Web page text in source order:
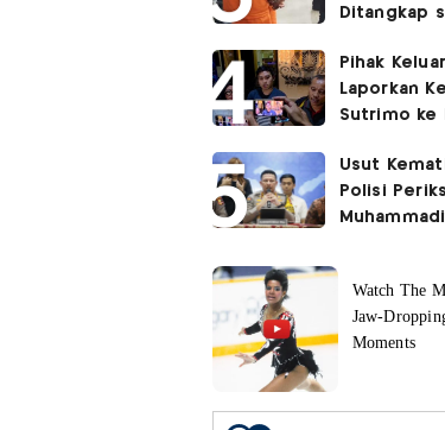
Ditangkap
Pihak
Laporkan
Sutrimo ke
Usut
Polisi